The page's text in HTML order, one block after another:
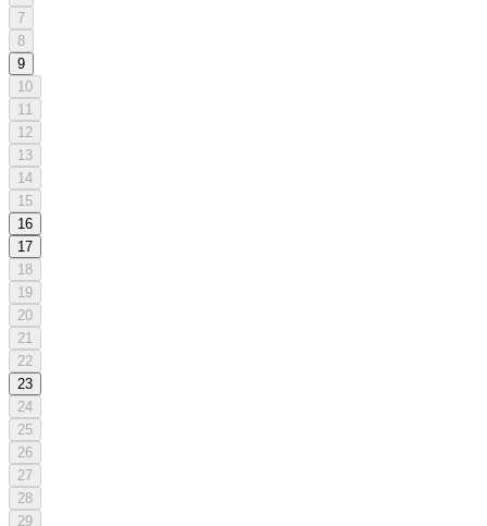
7
8
9
10
11
12
13
14
15
16
17
18
19
20
21
22
23
24
25
26
27
28
29